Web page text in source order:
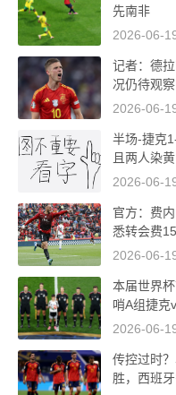
先南非
2026-06-
记者：德
况仍待观察
2026-06-
半场-捷克
且两人染黄
2026-06-
官方：费
悉转会费
2026-06-
本届世界
哨A组捷克
2026-06-
传控过时
胜，西班